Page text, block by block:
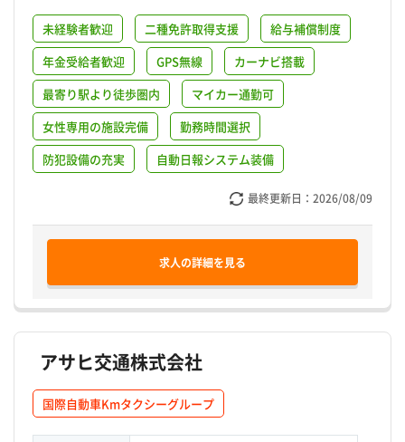
未経験者歓迎 二種免許取得支援
給与補償制度
年金受給者歓迎
GPS無線
カーナビ搭載
最寄り駅より徒歩圏内
マイカー通勤可
女性専用の施設完備
勤務時間選択
防犯設備の充実
自動日報システム装備
最終更新日： 2026/08/09
求人の詳細を見る
アサヒ交通株式会社
国際自動車Kmタクシーグループ